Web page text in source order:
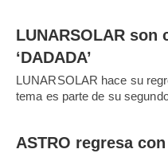
LUNARSOLAR son
‘DADADA’
LUNARSOLAR hace su
tema es parte de su
ASTRO regresa